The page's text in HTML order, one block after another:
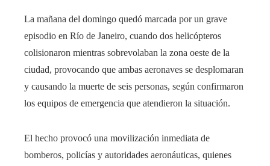
La mañana del domingo quedó marcada por un grave
episodio en Río de Janeiro, cuando dos helicópteros
colisionaron mientras sobrevolaban la zona oeste de la
ciudad, provocando que ambas aeronaves se desplomaran
y causando la muerte de seis personas, según confirmaron
los equipos de emergencia que atendieron la situación.
El hecho provocó una movilización inmediata de
bomberos, policías y autoridades aeronáuticas, quienes